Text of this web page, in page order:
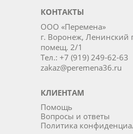
КОНТАКТЫ
ООО «Перемена»
г. Воронеж, Ленинский
помещ. 2/1
Тел.: +7 (919) 249-62-63
zakaz@peremena36.ru
КЛИЕНТАМ
Помощь
Вопросы и ответы
Политика